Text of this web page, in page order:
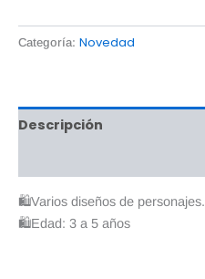
Categoría: Novedad
Descripción
🛍Varios diseños de personajes.
🛍Edad: 3 a 5 años